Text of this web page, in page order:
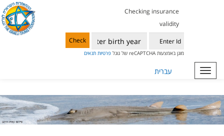
Checking insurance
validity
Check
מוגן באמצעות reCAPTCHA של גוגל פרטיות תנאים
Toggle
navigation
עברית